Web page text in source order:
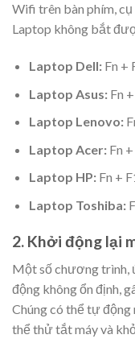
Wifi trên bàn phím,
Laptop không bắt
Laptop Dell:Fn +
Laptop Asus: Fn +
Laptop Lenovo:
Laptop Acer:Fn +
Laptop HP:Fn +
Laptop Toshiba:
2. Khởi động lại
Một số chương trình,
động không ổn định,
Chúng có thể tự động
thể thử tắt máy và